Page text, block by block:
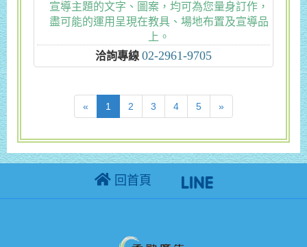
宣導主題的文字、圖案，均可為您量身訂作，
盡可能的運用呈現在教具、場地布置及宣導品
上。
洽詢專線 02-2961-9705
« 1 (current)
2 3 4 5 »
回首頁